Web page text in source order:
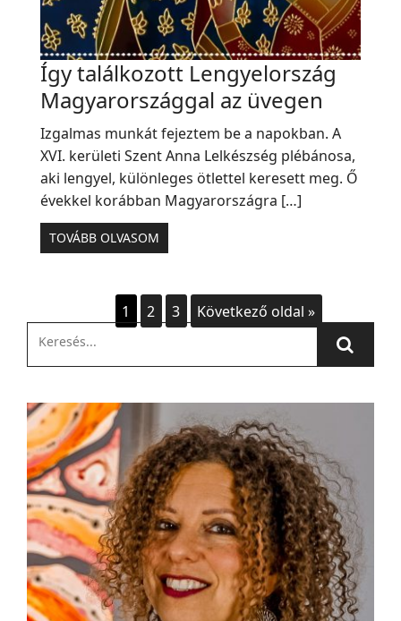
Így találkozott Lengyelország
Magyarországgal az üvegen
Izgalmas munkát fejeztem be a napokban. A
XVI. kerületi Szent Anna Lelkészség plébánosa,
aki lengyel, különleges ötlettel keresett meg. Ő
évekkel korábban Magyarországra […]
TOVÁBB OLVASOM
1 2 3 Következő oldal »